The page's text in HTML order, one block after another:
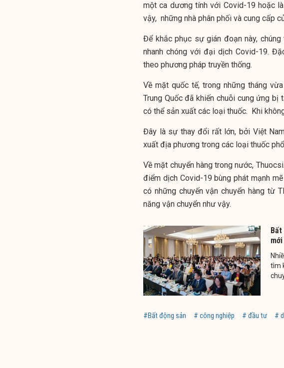
một ca dương tính với Covid-19 hoặc
vậy, những nhà phân phối và cung cấp
Để khắc phục sự gián đoạn này,
nhanh chóng với đại dịch Covid-19.
theo phương pháp truyền thống.
Về mặt quốc tế, trong những tháng
Trung Quốc đã khiến chuỗi cung ứng bị
có thể sản xuất các loại thuốc. Khi
Đây là sự thay đổi rất lớn, bởi Việt
xuất địa phương trong các loại thuốc
Về mặt chuyển hàng trong nước,
điểm dịch Covid-19 bùng phát mạnh
có những chuyến vận chuyển hàng từ
năng vận chuyển như vậy.
Bất
tìm
#Bất động sản # công nghiệp # đầu tư #